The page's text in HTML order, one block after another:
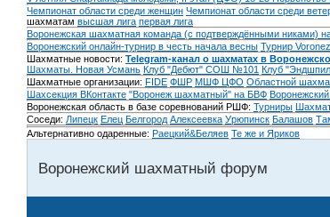
Чемпионат области среди женщин Чемпионат области среди
шахматам высшая лига первая лига
Воронежская шахматная команда (с подтверждёнными никами)
Воронежский онлайн-турнир в честь начала весны Турнир
Шахматные новости: Telegram-канал о шахматах в
Шахматы. Новая Усмань Клуб "Дебют" СОШ №101 Клуб
Шахматные организации: FIDE ФШР МШФ ЦФО Областной
Шахсекция ВКонтакте "Воронеж шахматный" на БВФ
Воронежская область в базе соревнований РШФ: Турниры
Соседи: Липецк Елец Белгород Алексеевка Урюпинск Балашов
Альтернативно одаренные: Раецкий&Беляев Те же и Яриков
Воронежский шахматный форум